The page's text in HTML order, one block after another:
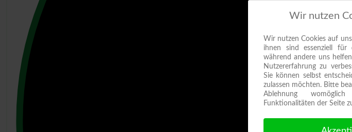
Wir nutzen
Wir nutzen Cookies auf
ihnen sind essenziell für
während andere uns
Nutzererfahrung zu
Sie können selbst
zulassen möchten. Bitte
Ablehnung
Funktionalitäten der Seite